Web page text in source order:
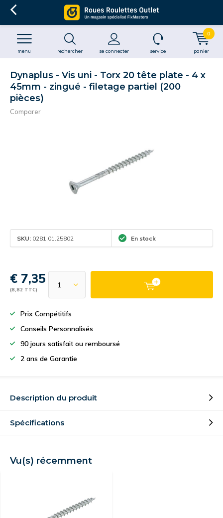
rechercher se connecter
menu service panier
0
Dynaplus - Vis uni - Torx 20 tête plate - 4 x
45mm - zingué - filetage partiel (200
pièces)
Comparer
SKU: 0281.01.25802 En stock
€ 7,35
(8,82 TTC)
Prix Compétitifs
Conseils Personnalisés
90 jours satisfait ou remboursé
2 ans de Garantie
Description du produit
Spécifications
Vu(s) récemment